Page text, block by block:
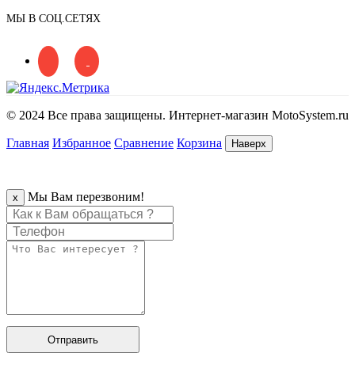
МЫ В СОЦ.СЕТЯХ
© 2024 Все права защищены. Интернет-магазин MotoSystem.ru
Главная Избранное Сравнение Корзина Наверх
x Мы Вам перезвоним!
Отправить